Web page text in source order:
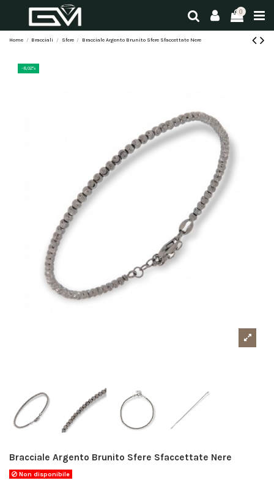
0
Home Bracciali Sfere Bracciale Argento Brunito Sfere Sfaccettate Nere
-8,02%
Bracciale Argento Brunito Sfere Sfaccettate Nere
Non disponibile